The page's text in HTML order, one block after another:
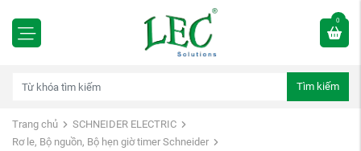
0
Tìm kiếm
Trang chủ
SCHNEIDER ELECTRIC
Rơ le, Bộ nguồn, Bộ hẹn giờ timer Schneider